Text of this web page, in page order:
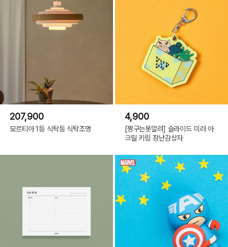
207,900
모르티아 1등 식탁등 식탁조명
4,900
[짱구는못말려] 슬라이드 미러 아
크릴 키링 장난감상자